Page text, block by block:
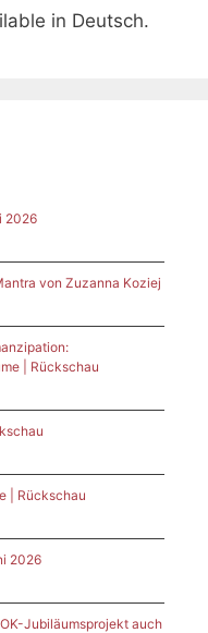
in Deutsch.
2026
von Zuzanna Koziej
| Rückschau
| Rückschau
2026
Jubiläumsprojekt auch